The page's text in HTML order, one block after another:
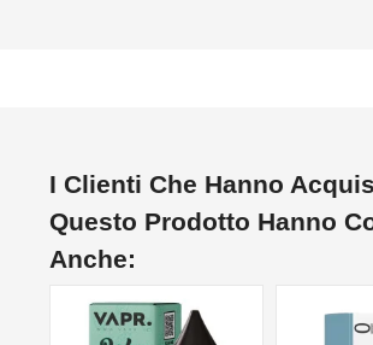
I Clienti Che Hanno
Questo Prodotto Hanno
Anche: